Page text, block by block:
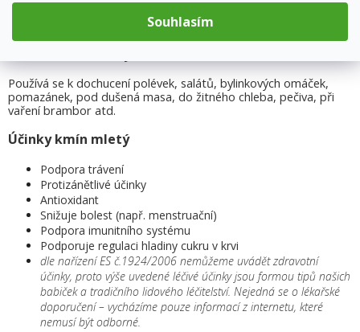
Souhlasím
Používá se k dochucení polévek, salátů, bylinkových omáček,
pomazánek, pod dušená masa, do žitného chleba, pečiva, při
vaření brambor atd.
Účinky kmín mletý
Podpora trávení
Protizánětlivé účinky
Antioxidant
Snižuje bolest (např. menstruační)
Podpora imunitního systému
Podporuje regulaci hladiny cukru v krvi
dle nařízení ES č.1924/2006 nemůžeme uvádět zdravotní
účinky, proto výše uvedené léčivé účinky jsou formou tipů našich
babiček a tradičního lidového léčitelství. Nejedná se o lékařské
doporučení – vycházíme pouze informací z internetu, které
nemusí být odborné.